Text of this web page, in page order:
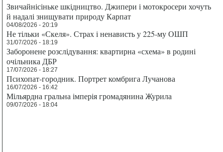
Звичайнісіньке шкідництво. Джипери і мотокросери хочуть
й надалі знищувати природу Карпат
04/08/2026 - 20:19
Не тільки «Скеля». Страх і ненависть у 225-му ОШП
31/07/2026 - 18:19
Заборонене розслідування: квартирна «схема» в родині
очільника ДБР
17/07/2026 - 18:27
Психопат-городник. Портрет комбрига Лучанова
16/07/2026 - 16:42
Мільярдна гральна імперія громадянина Журила
09/07/2026 - 18:04